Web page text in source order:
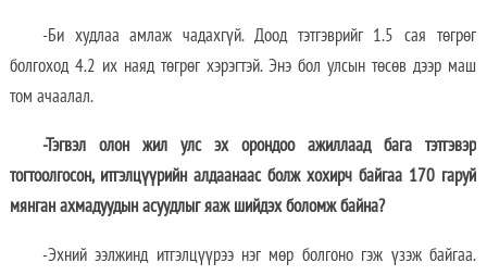
-Би худлаа амлаж чадахгүй. Доод тэтгэврийг 1.5 сая төгрөг
болгоход 4.2 их наяд төгрөг хэрэгтэй. Энэ бол улсын төсөв дээр маш
том ачаалал.
-Тэгвэл олон жил улс эх орондоо ажиллаад бага тэтгэвэр
тогтоолгосон, итгэлцүүрийн алдаанаас болж хохирч байгаа 170 гаруй
мянган ахмадуудын асуудлыг яаж шийдэх боломж байна?
-Эхний ээлжинд итгэлцүүрээ нэг мөр болгоно гэж үзэж байгаа.